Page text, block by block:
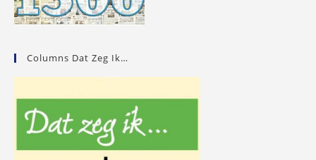
Columns Dat Zeg Ik…